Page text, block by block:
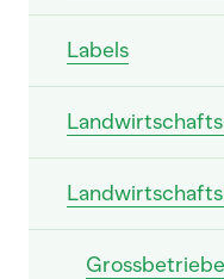
Labels
Grossbetriebe